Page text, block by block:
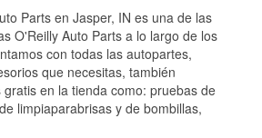
Parts en Jasper, IN es una de las
O'Reilly Auto Parts a lo largo de los
con todas las autopartes,
que necesitas, también
en la tienda como: pruebas de
limpiaparabrisas y de bombillas,